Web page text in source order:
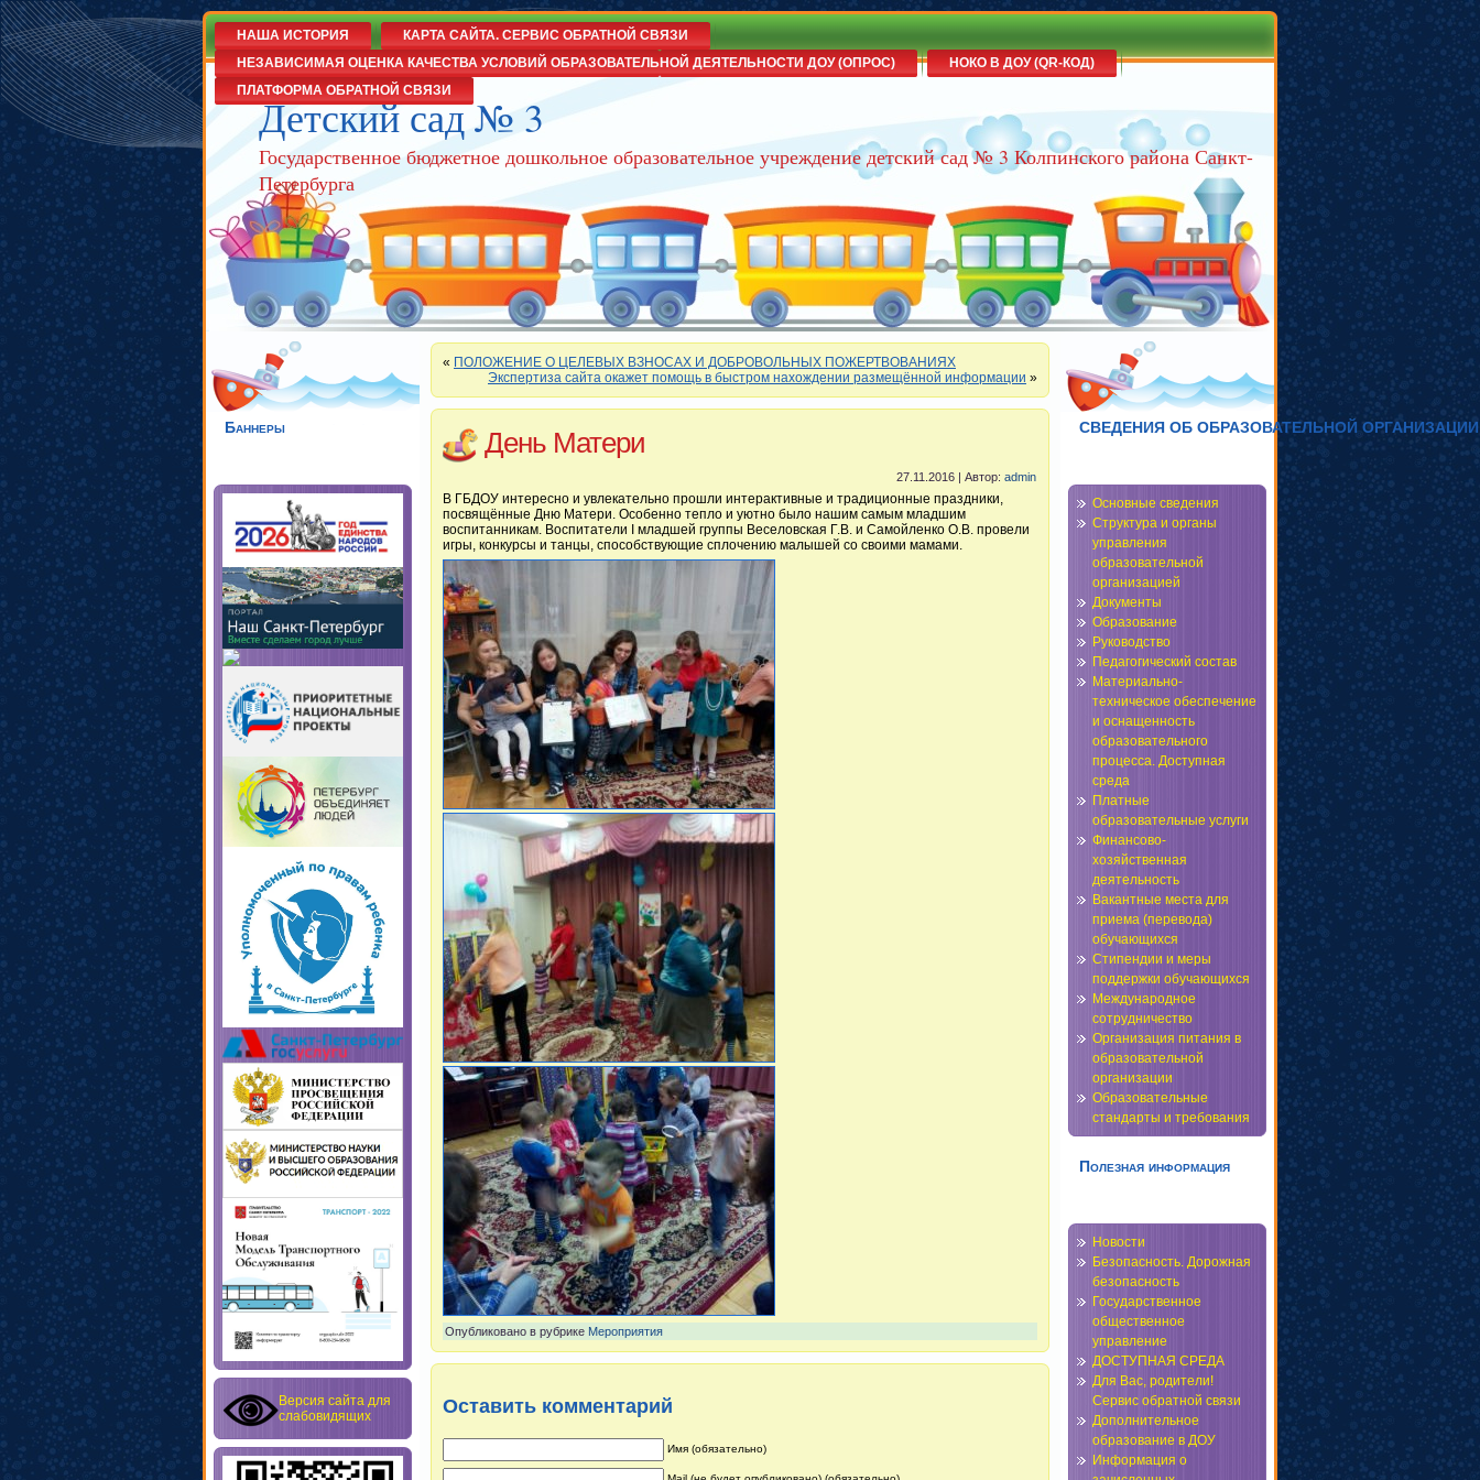
Детский сад № 3
Государственное бюджетное дошкольное образовательное учреждение детский сад № 3 Колпинского района Санкт-
Петербурга
НАША ИСТОРИЯ
КАРТА САЙТА. СЕРВИС ОБРАТНОЙ СВЯЗИ
НЕЗАВИСИМАЯ ОЦЕНКА КАЧЕСТВА УСЛОВИЙ ОБРАЗОВАТЕЛЬНОЙ ДЕЯТЕЛЬНОСТИ ДОУ (ОПРОС)
НОКО В ДОУ (QR-КОД)
ПЛАТФОРМА ОБРАТНОЙ СВЯЗИ
Баннеры
Версия сайта для
слабовидящих
« ПОЛОЖЕНИЕ О ЦЕЛЕВЫХ ВЗНОСАХ И ДОБРОВОЛЬНЫХ ПОЖЕРТВОВАНИЯХ
Экспертиза сайта окажет помощь в быстром нахождении размещённой информации »
День Матери
27.11.2016 | Автор: admin
В ГБДОУ интересно и увлекательно прошли интерактивные и традиционные праздники,
посвящённые Дню Матери. Особенно тепло и уютно было нашим самым младшим
воспитанникам. Воспитатели I младшей группы Веселовская Г.В. и Самойленко О.В. провели
игры, конкурсы и танцы, способствующие сплочению малышей со своими мамами.
Опубликовано в рубрике Мероприятия
Оставить комментарий
Имя (обязательно)
СВЕДЕНИЯ ОБ ОБРАЗОВАТЕЛЬНОЙ ОРГАНИЗАЦИИ
Основные сведения
Структура и органы
управления
образовательной
организацией
Документы
Образование
Руководство
Педагогический состав
Материально-
техническое обеспечение
и оснащенность
образовательного
процесса. Доступная
среда
Платные
образовательные услуги
Финансово-
хозяйственная
деятельность
Вакантные места для
приема (перевода)
обучающихся
Стипендии и меры
поддержки обучающихся
Международное
сотрудничество
Организация питания в
образовательной
организации
Образовательные
стандарты и требования
Полезная информация
Новости
Безопасность. Дорожная
безопасность
Государственное
общественное
управление
ДОСТУПНАЯ СРЕДА
Для Вас, родители!
Сервис обратной связи
Дополнительное
образование в ДОУ
Информация о